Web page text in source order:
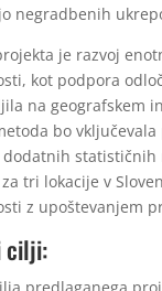
negradbenih
je razvoj
kot podpora
na geografskem
bo
statističnih
tri lokacije v
z upoštevanjem
cilji: